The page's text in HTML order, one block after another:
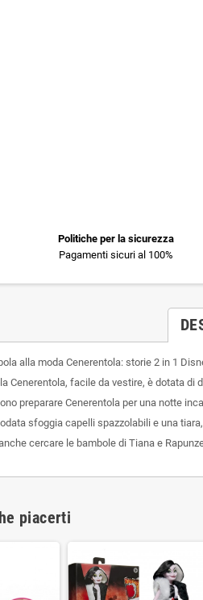
Politiche per la sicurezza
Pagamenti sicuri al 100%
alla moda Cenerentola: storie 2 in 1
Cenerentola, facile da vestire, è dotata
preparare Cenerentola per una notte
sfoggia capelli spazzolabili e una
cercare le bambole di Tiana e
piacerti